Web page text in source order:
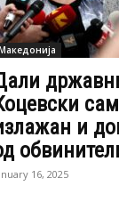
и
16, 2025